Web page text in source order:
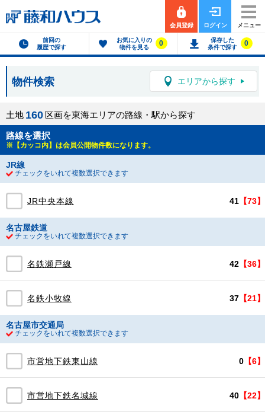
会員登録 ログイン メニュー
前回の
履歴で探す
お気に入りの
物件を見る
0
保存した
条件で探す
0
物件検索 エリアから探す
土地 160 区画を東海エリアの路線・駅から探す
路線を選択
※【カッコ内】は会員公開物件数になります。
JR線
チェックをいれて複数選択できます
JR中央本線 【73】
41
名古屋鉄道
チェックをいれて複数選択できます
名鉄瀬戸線 【36】
42
名鉄小牧線 【21】
37
名古屋市交通局
チェックをいれて複数選択できます
市営地下鉄東山線 【6】
0
市営地下鉄名城線 【22】
40